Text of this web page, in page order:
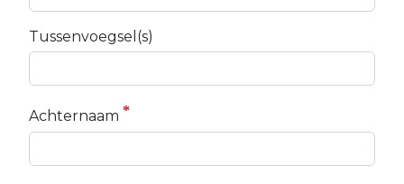
Tussenvoegsel(s)
Achternaam